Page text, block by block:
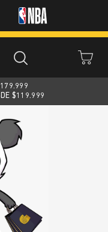
179.999
$119.999